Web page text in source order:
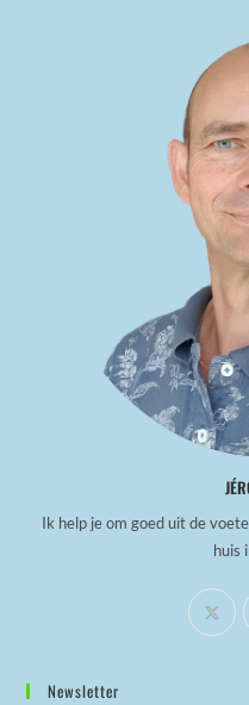
Ik help je om goed uit de
huis
Newsletter